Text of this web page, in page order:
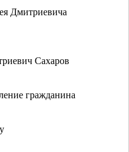
Дмитриевича
Сахаров
гражданина